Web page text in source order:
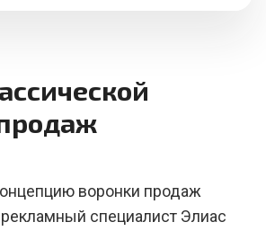
воронки продаж
специалист Элиас